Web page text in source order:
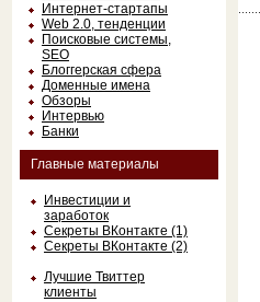
Интернет-стартапы
Web 2.0, тенденции
Поисковые системы,
SEO
Блоггерская сфера
Доменные имена
Обзоры
Интервью
Банки
Главные материалы
Инвестиции и
заработок
Секреты ВКонтакте (1)
Секреты ВКонтакте (2)
Лучшие Твиттер
клиенты